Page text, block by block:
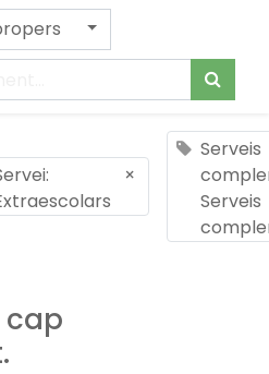
×
Serveis
Serveis
cap